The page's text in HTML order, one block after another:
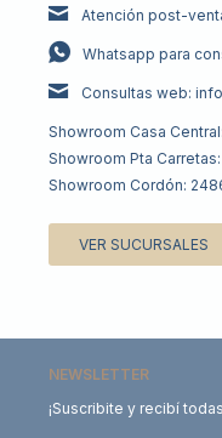
Atención post-
Whatsapp para
Consultas web:
Showroom Casa
Showroom Pta
Showroom Cordón:
VER SUCURSALES
NEWSLETTER
¡Suscribite y recibí